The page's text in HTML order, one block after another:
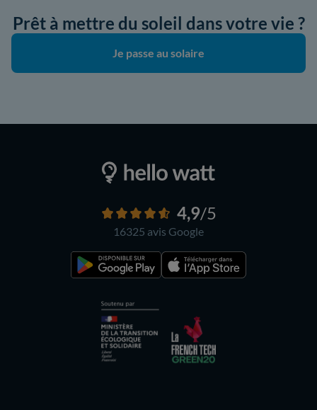
Prêt à mettre du soleil dans votre vie ?
Je passe au solaire
4,9/5
16325 avis Google